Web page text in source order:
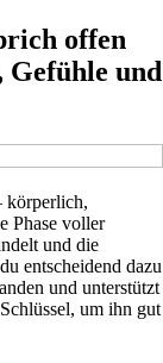
offen
Gefühle und
körperlich,
Phase voller
und die
entscheidend dazu
und unterstützt
um ihn gut